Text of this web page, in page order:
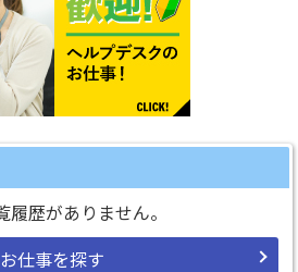
履歴がありません。
お仕事を探す